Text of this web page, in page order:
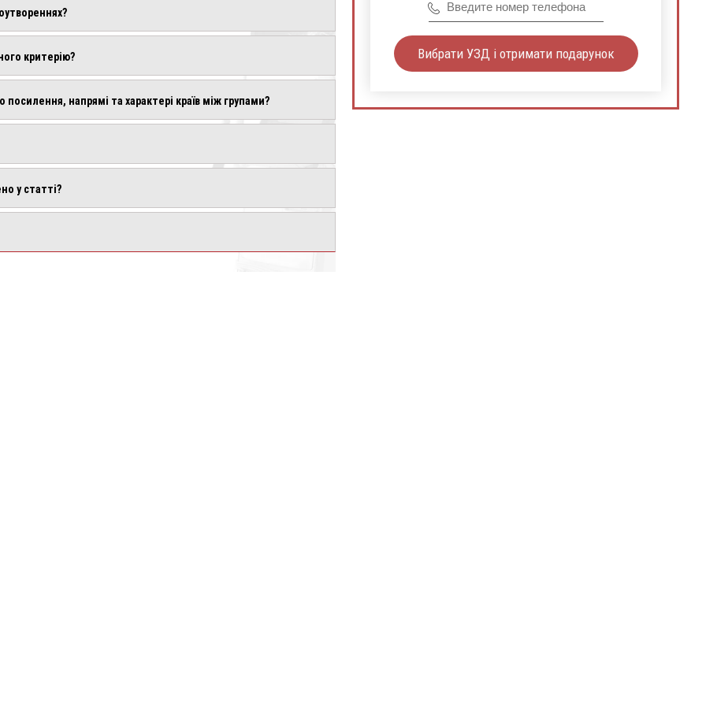
критерію?
напрямі та характері країв між групами?
у статті?
Вибрати УЗД і отримати подарунок